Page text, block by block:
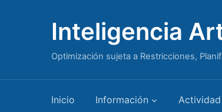
Inteligencia
Optimización sujeta a Restricciones,
Inicio Información